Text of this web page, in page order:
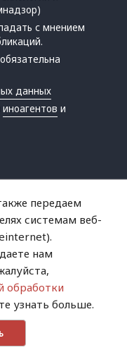
с мнением
данных
иноагентов и
передаем
системам веб-
нам
обработки
узнать больше.